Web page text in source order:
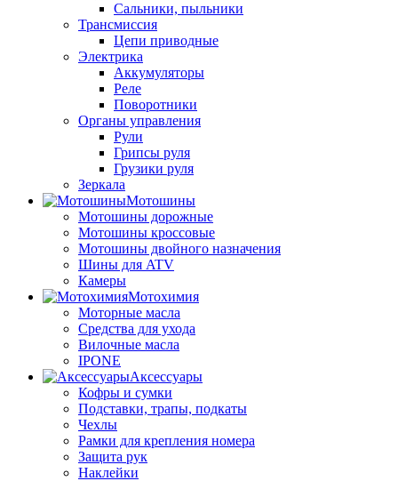
Сальники, пыльники
Трансмиссия
Цепи приводные
Электрика
Аккумуляторы
Реле
Поворотники
Органы управления
Рули
Грипсы руля
Грузики руля
Зеркала
Мотошины
Мотошины дорожные
Мотошины кроссовые
Мотошины двойного назначения
Шины для ATV
Камеры
Мотохимия
Моторные масла
Средства для ухода
Вилочные масла
IPONE
Аксессуары
Кофры и сумки
Подставки, трапы, подкаты
Чехлы
Рамки для крепления номера
Защита рук
Наклейки